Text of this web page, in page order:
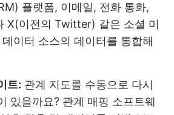
플랫폼, 이메일, 전화 통화,
X(이전의 Twitter) 같은 소셜 미
이터 소스의 데이터를 통합해
트: 관계 지도를 수동으로 다시
있을까요? 관계 매핑 소프트웨